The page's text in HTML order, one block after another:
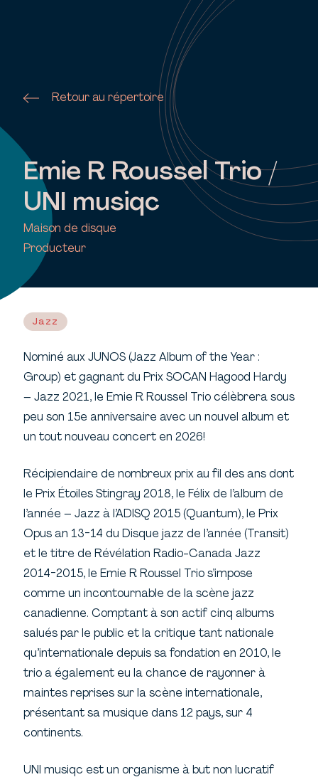
Retour au répertoire
Emie R Roussel Trio /
UNI musiqc
Maison de disque
Producteur
Jazz
Nominé aux JUNOS (Jazz Album of the Year :
Group) et gagnant du Prix SOCAN Hagood Hardy
– Jazz 2021, le Emie R Roussel Trio célèbrera sous
peu son 15e anniversaire avec un nouvel album et
un tout nouveau concert en 2026!
Récipiendaire de nombreux prix au fil des ans dont
le Prix Étoiles Stingray 2018, le Félix de l’album de
l’année – Jazz à l’ADISQ 2015 (Quantum), le Prix
Opus an 13-14 du Disque jazz de l’année (Transit)
et le titre de Révélation Radio-Canada Jazz
2014-2015, le Emie R Roussel Trio s’impose
comme un incontournable de la scène jazz
canadienne. Comptant à son actif cinq albums
salués par le public et la critique tant nationale
qu’internationale depuis sa fondation en 2010, le
trio a également eu la chance de rayonner à
maintes reprises sur la scène internationale,
présentant sa musique dans 12 pays, sur 4
continents.
UNI musiqc est un organisme à but non lucratif